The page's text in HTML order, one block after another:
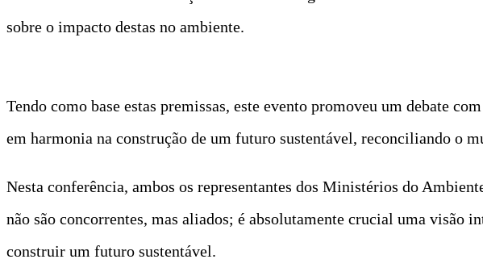
sobre o impacto destas no ambiente.
Tendo como base estas premissas, este evento promoveu um debate
em harmonia na construção de um futuro sustentável, reconciliando o
Nesta conferência, ambos os representantes dos Ministérios do
não são concorrentes, mas aliados; é absolutamente crucial uma visão
construir um futuro sustentável.